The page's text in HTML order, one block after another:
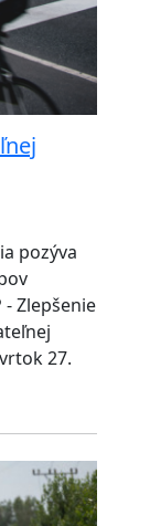
pozýva
Zlepšenie
27.